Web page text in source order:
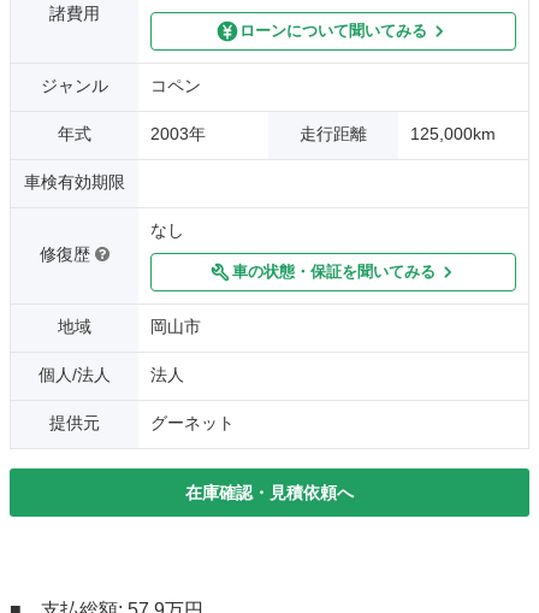
諸費用
ローンについて聞いてみる
ジャンル コペン
年式 2003年 走行距離 125,000km
車検有効期限
修復歴
なし
車の状態・保証を聞いてみる
地域 岡山市
個人/法人 法人
提供元 グーネット
在庫確認・見積依頼へ